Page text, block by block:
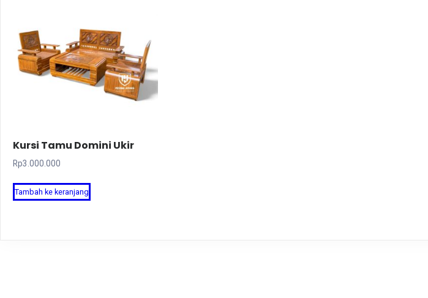
Kursi Tamu Domini Ukir
Rp3.000.000
Tambah ke keranjang